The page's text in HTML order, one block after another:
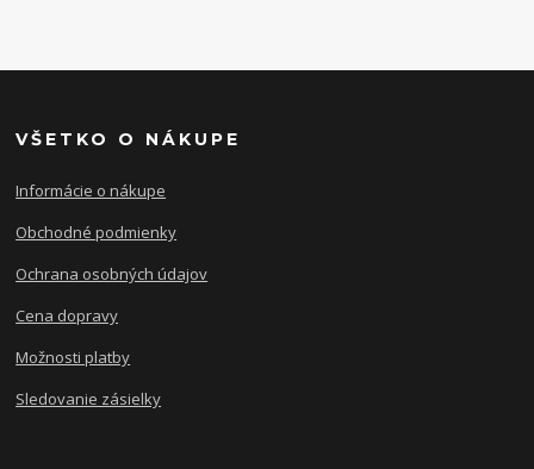
VŠETKO O NÁKUPE
Informácie o nákupe
Obchodné podmienky
Ochrana osobných údajov
Cena dopravy
Možnosti platby
Sledovanie zásielky